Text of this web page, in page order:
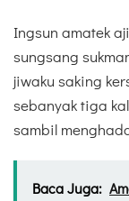
Ingsun amatek
sungsang
jiwaku saking
sebanyak tiga
sambil
Baca Juga: